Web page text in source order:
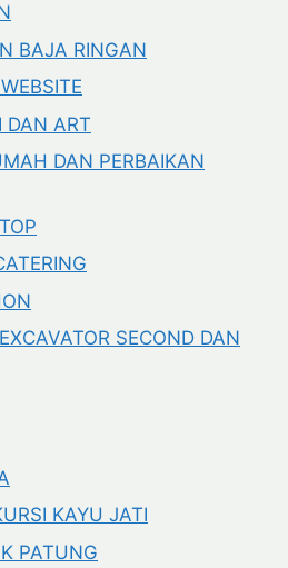
BAJA RINGAN
DAN ART
DAN PERBAIKAN
SECOND DAN
KAYU JATI
PATUNG